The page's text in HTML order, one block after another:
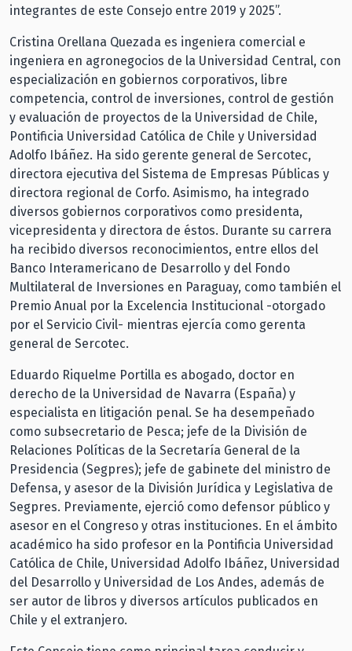
integrantes de este Consejo entre 2019 y 2025”.
Cristina Orellana Quezada es ingeniera comercial e
ingeniera en agronegocios de la Universidad Central, con
especialización en gobiernos corporativos, libre
competencia, control de inversiones, control de gestión
y evaluación de proyectos de la Universidad de Chile,
Pontificia Universidad Católica de Chile y Universidad
Adolfo Ibáñez. Ha sido gerente general de Sercotec,
directora ejecutiva del Sistema de Empresas Públicas y
directora regional de Corfo. Asimismo, ha integrado
diversos gobiernos corporativos como presidenta,
vicepresidenta y directora de éstos. Durante su carrera
ha recibido diversos reconocimientos, entre ellos del
Banco Interamericano de Desarrollo y del Fondo
Multilateral de Inversiones en Paraguay, como también el
Premio Anual por la Excelencia Institucional -otorgado
por el Servicio Civil- mientras ejercía como gerenta
general de Sercotec.
Eduardo Riquelme Portilla es abogado, doctor en
derecho de la Universidad de Navarra (España) y
especialista en litigación penal. Se ha desempeñado
como subsecretario de Pesca; jefe de la División de
Relaciones Políticas de la Secretaría General de la
Presidencia (Segpres); jefe de gabinete del ministro de
Defensa, y asesor de la División Jurídica y Legislativa de
Segpres. Previamente, ejerció como defensor público y
asesor en el Congreso y otras instituciones. En el ámbito
académico ha sido profesor en la Pontificia Universidad
Católica de Chile, Universidad Adolfo Ibáñez, Universidad
del Desarrollo y Universidad de Los Andes, además de
ser autor de libros y diversos artículos publicados en
Chile y el extranjero.